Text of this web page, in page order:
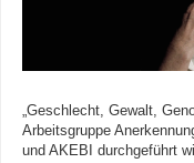
„Geschlecht, Gewalt,
Arbeitsgruppe
und AKEBI durchgeführt